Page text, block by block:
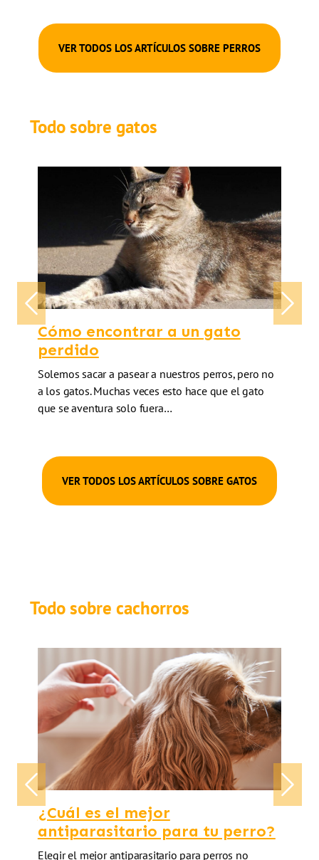
VER TODOS LOS ARTÍCULOS SOBRE PERROS
Todo sobre gatos
Cómo encontrar a un gato
perdido
Solemos sacar a pasear a nuestros perros, pero no
a los gatos. Muchas veces esto hace que el gato
que se aventura solo fuera…
Previous Next
VER TODOS LOS ARTÍCULOS SOBRE GATOS
Todo sobre cachorros
¿Cuál es el mejor
antiparasitario para tu perro?
Elegir el mejor antiparasitario para perros no
Previous Next